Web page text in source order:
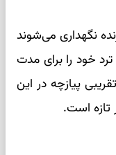
نگهداری می‌شوند
خود را برای مدت
پیازچه در این